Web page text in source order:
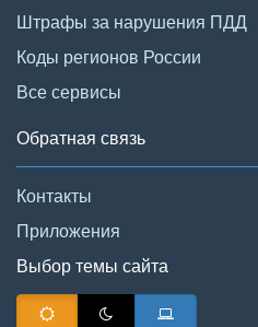
Штрафы за нарушения ПДД
Коды регионов России
Все сервисы
Обратная связь
Контакты
Приложения
Выбор темы сайта